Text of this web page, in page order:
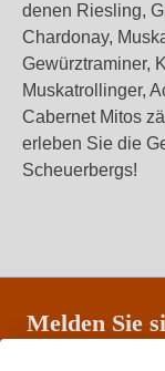
denen Riesling,
Chardonay,
Gewürztraminer,
Muskatrollinger,
Cabernet Mitos
erleben Sie die
Scheuerbergs!
Melden Sie